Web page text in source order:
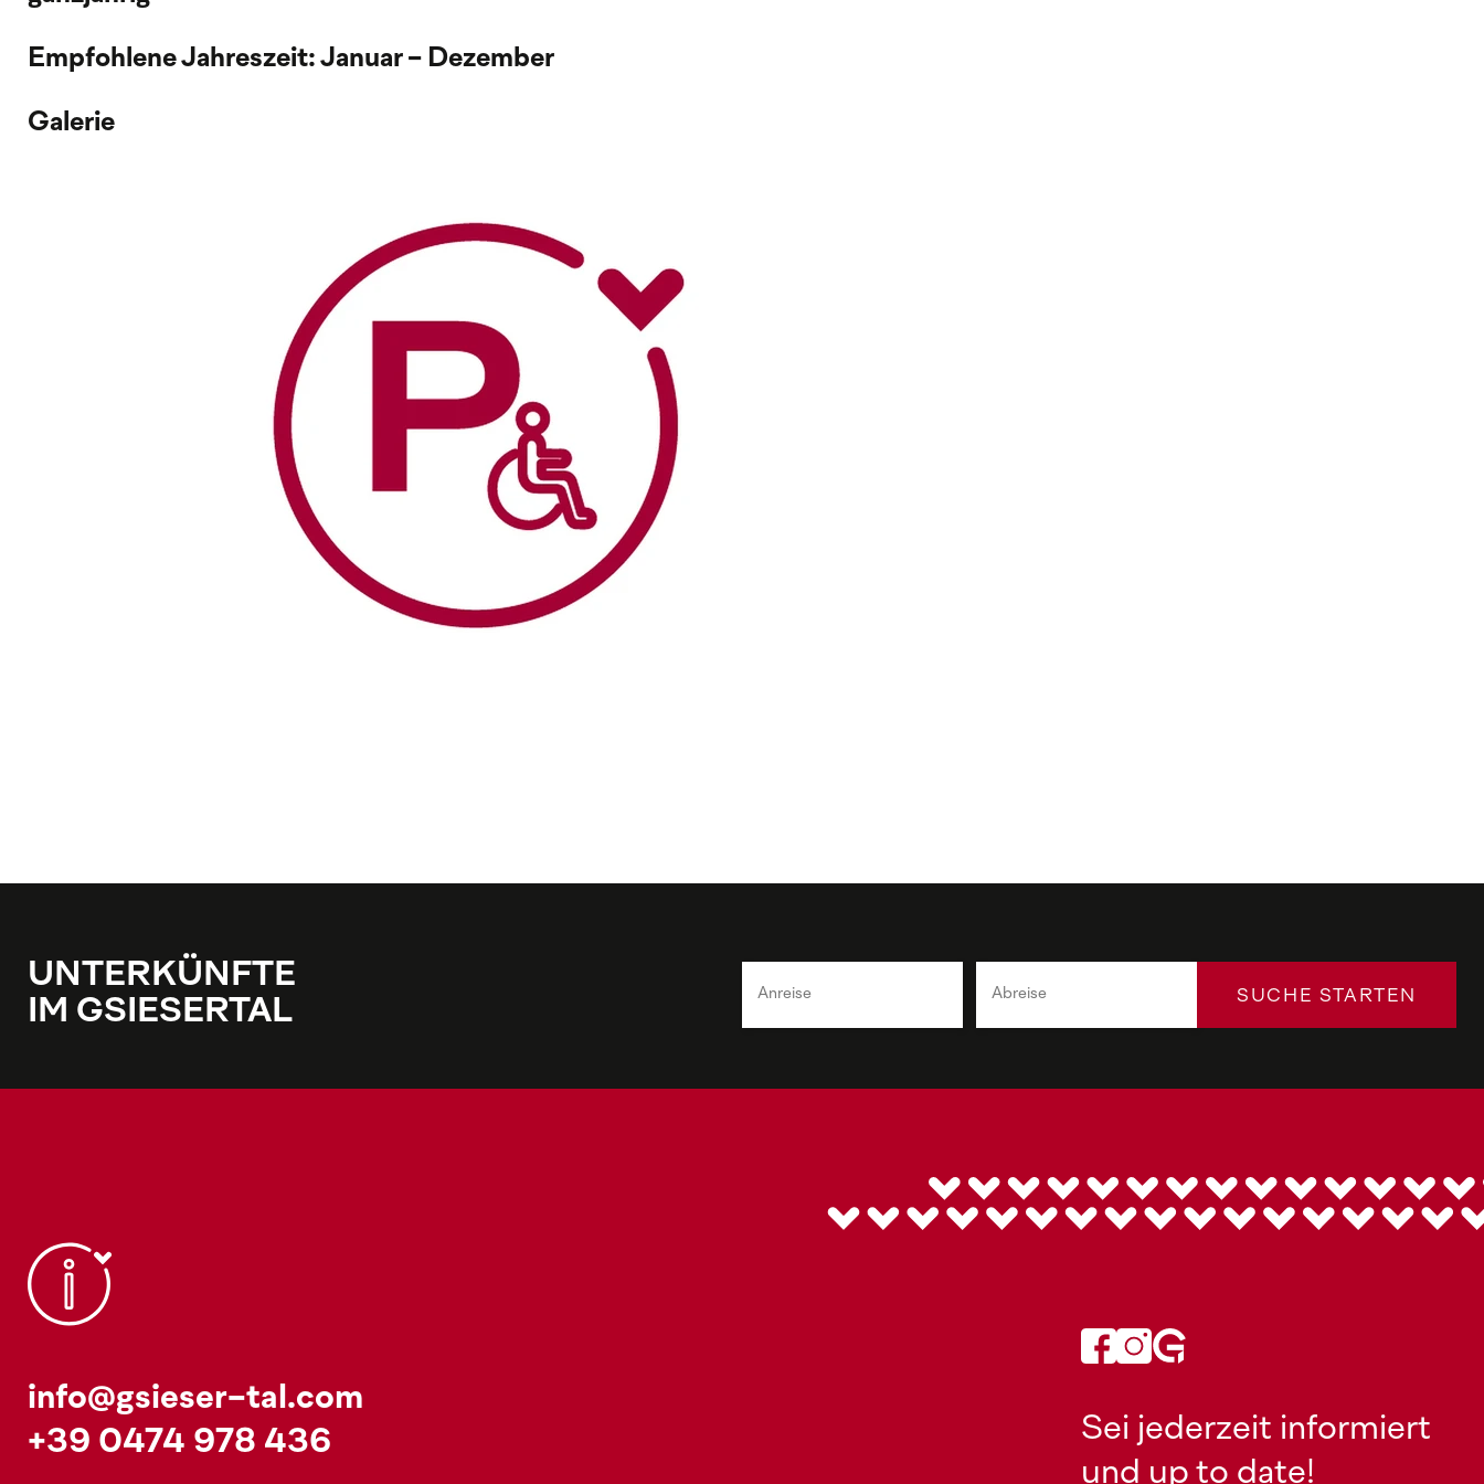
Empfohlene Jahreszeit: Januar - Dezember
Galerie
UNTERKÜNFTE
IM GSIESERTAL
SUCHE STARTEN
info@gsieser-tal.com
+39 0474 978 436
Sei jederzeit informiert
und up to date!